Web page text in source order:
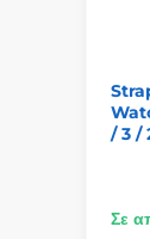
/ 3 /
Σε